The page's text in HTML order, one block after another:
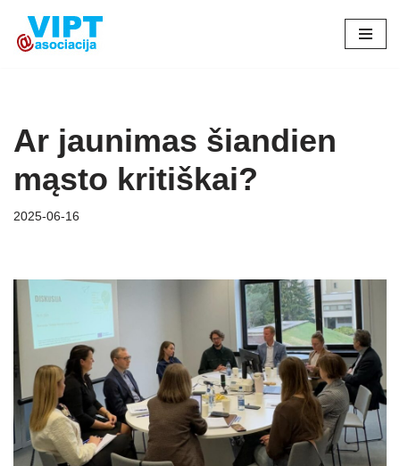
Skip
Ar jaunimas šiandien
mąsto kritiškai?
2025-06-16